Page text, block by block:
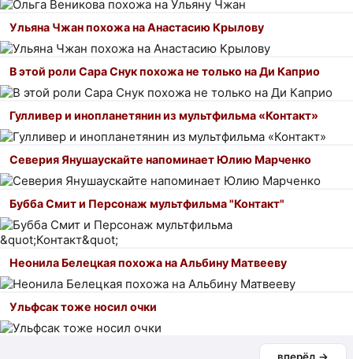
Ульяна Чжан похожа на Анастасию Крылову
В этой роли Сара Снук похожа не только на Ди Каприо
Гулливер и инопланетянин из мультфильма «Контакт»
Северия Янушаускайте напоминает Юлию Марченко
Бубба Смит и Персонаж мультфильма "Контакт"
Неонила Белецкая похожа на Альбину Матвееву
Ульфсак тоже носил очки